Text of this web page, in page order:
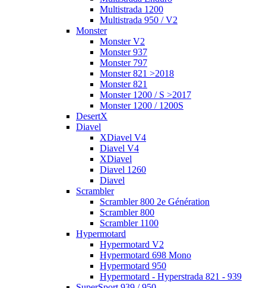
Multistrada 1200
Multistrada 950 / V2
Monster
Monster V2
Monster 937
Monster 797
Monster 821 >2018
Monster 821
Monster 1200 / S >2017
Monster 1200 / 1200S
DesertX
Diavel
XDiavel V4
Diavel V4
XDiavel
Diavel 1260
Diavel
Scrambler
Scrambler 800 2e Génération
Scrambler 800
Scrambler 1100
Hypermotard
Hypermotard V2
Hypermotard 698 Mono
Hypermotard 950
Hypermotard - Hyperstrada 821 - 939